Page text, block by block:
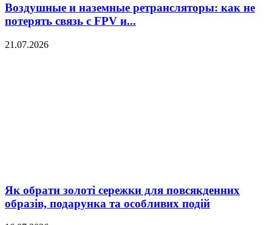
Воздушные и наземные ретрансляторы: как не
потерять связь с FPV и...
21.07.2026
Як обрати золоті сережки для повсякденних
образів, подарунка та особливих подій